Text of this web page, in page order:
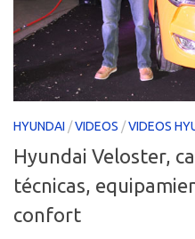
HYUNDAI /VIDEOS /VIDEOS
Hyundai Veloster,
técnicas,
confort